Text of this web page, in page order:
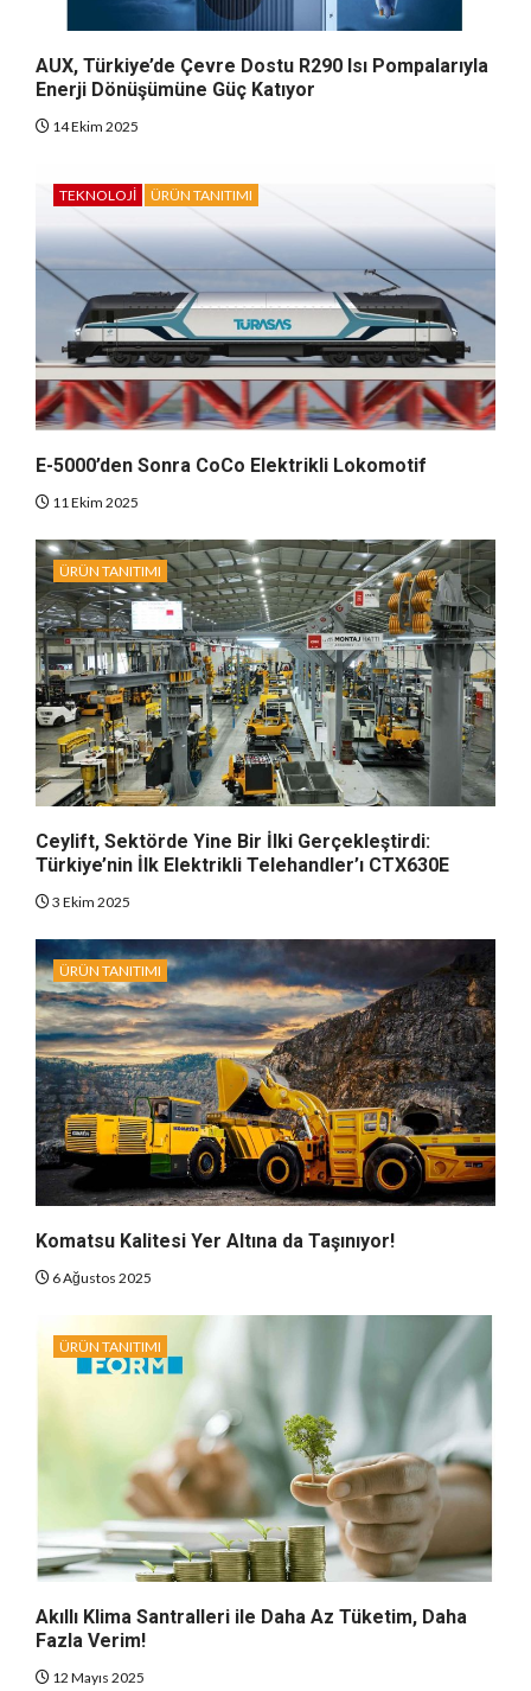
AUX, Türkiye’de Çevre Dostu R290 Isı Pompalarıyla
Enerji Dönüşümüne Güç Katıyor
14 Ekim 2025
TEKNOLOJI ÜRÜN TANITIMI
E-5000’den Sonra CoCo Elektrikli Lokomotif
11 Ekim 2025
ÜRÜN TANITIMI
Ceylift, Sektörde Yine Bir İlki Gerçekleştirdi:
Türkiye’nin İlk Elektrikli Telehandler’ı CTX630E
3 Ekim 2025
ÜRÜN TANITIMI
Komatsu Kalitesi Yer Altına da Taşınıyor!
6 Ağustos 2025
ÜRÜN TANITIMI
Akıllı Klima Santralleri ile Daha Az Tüketim, Daha
Fazla Verim!
12 Mayıs 2025